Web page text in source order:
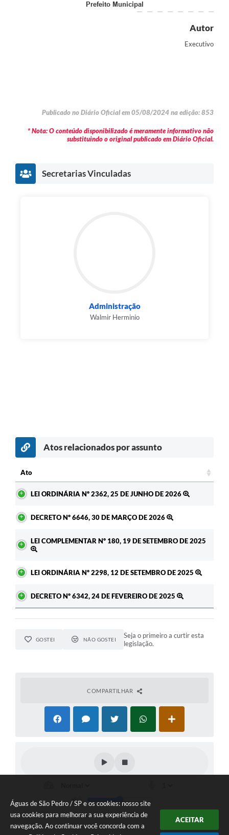
Águas de São Pedro / SP e os cookies: nosso site
usa cookies para melhorar a sua experiência de
navegação. Ao continuar você concorda com a
ACEITAR
Prefeito Municipal
Autor
Executivo
Publicado no Diário Oficial em 05/08/2024 na edição: 853
* Nota: O conteúdo disponibilizado é meramente informativo não
substituindo o original publicado em Diário Oficial.
Secretarias Vinculadas
Administração
Walmir Herminio
Atos relacionados por assunto
Ato
LEI ORDINÁRIA Nº 2362, 25 DE JUNHO DE 2026
DECRETO Nº 6646, 30 DE MARÇO DE 2026
LEI COMPLEMENTAR Nº 180, 19 DE SETEMBRO DE 2025
LEI ORDINÁRIA Nº 2298, 12 DE SETEMBRO DE 2025
DECRETO Nº 6342, 24 DE FEVEREIRO DE 2025
GOSTEI NÃO GOSTEI
Seja o primeiro a curtir esta
legislação.
COMPARTILHAR